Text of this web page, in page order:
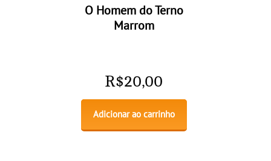
O Homem do Terno
Marrom
R$20,00
Adicionar ao carrinho